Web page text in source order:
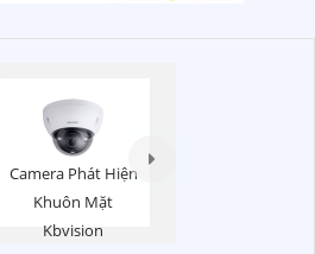
Camera Phát Hiện
Khuôn Mặt
Kbvision